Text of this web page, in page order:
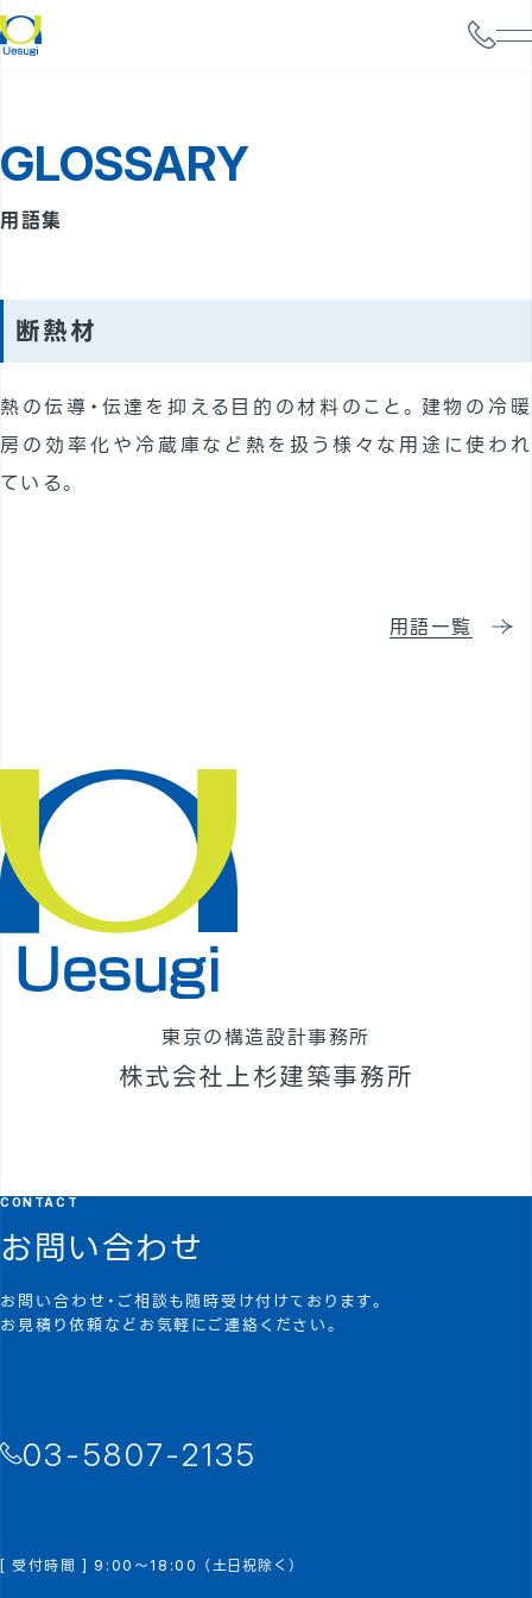
サービス案内
構造設計
携帯電話基地局強度検討
実績
GLOSSARY
用語集
断熱材
熱の伝導・伝達を抑える目的の材料のこと。建物の冷暖
房の効率化や冷蔵庫など熱を扱う様々な用途に使われ
ている。
用語一覧
東京の構造設計事務所
株式会社上杉建築事務所
CONTACT
お問い合わせ
お問い合わせ・ご相談も随時受け付けております。
お見積り依頼などお気軽にご連絡ください。
03-5807-2135
[ 受付時間 ] 9:00～18:00 （土日祝除く）